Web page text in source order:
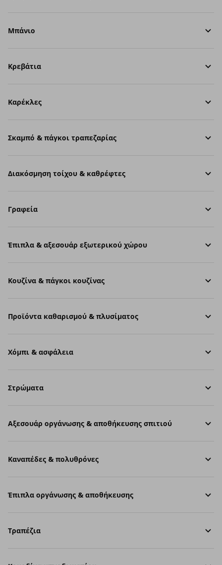
Μπάνιο
Κρεβάτια
Καρέκλες
Σκαμπό & πάγκοι τραπεζαρίας
Διακόσμηση τοίχου & καθρέφτες
Γραφεία
Έπιπλα & αξεσουάρ εξωτερικού χώρου
Κουζίνα & πάγκοι κουζίνας
Προϊόντα καθαρισμού & πλυσίματος
Χόμπι & ασφάλεια
Στρώματα
Aξεσουάρ οργάνωσης & αποθήκευσης σπιτιού
Καναπέδες & πολυθρόνες
Έπιπλα οργάνωσης & αποθήκευσης
Τραπέζια